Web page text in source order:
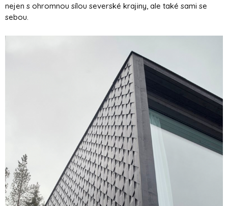
nejen s ohromnou sílou severské krajiny, ale také sami se
sebou.